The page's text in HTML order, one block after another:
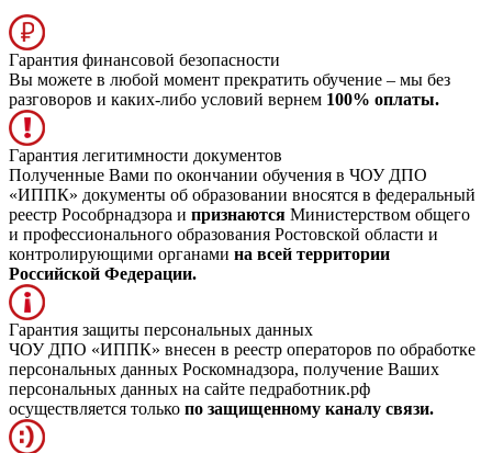
Гарантия финансовой безопасности
Вы можете в любой момент прекратить обучение – мы без
разговоров и каких-либо условий вернем 100% оплаты.
Гарантия легитимности документов
Полученные Вами по окончании обучения в ЧОУ ДПО
«ИППК» документы об образовании вносятся в федеральный
реестр Рособрнадзора и признаются Министерством общего
и профессионального образования Ростовской области и
контролирующими органами на всей территории
Российской Федерации.
Гарантия защиты персональных данных
ЧОУ ДПО «ИППК» внесен в реестр операторов по обработке
персональных данных Роскомнадзора, получение Ваших
персональных данных на сайте педработник.рф
осуществляется только по защищенному каналу связи.